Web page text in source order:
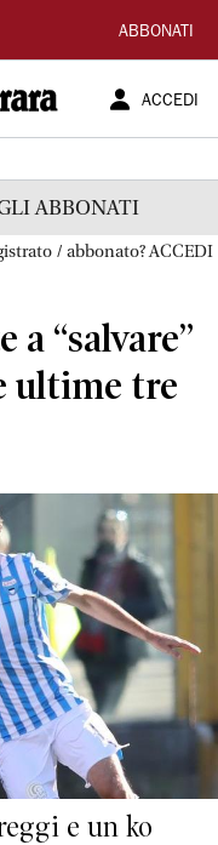
ABBONATI
ACCEDI
ABBONATI
/ abbonato? ACCEDI
a “salvare”
ultime tre
e un ko